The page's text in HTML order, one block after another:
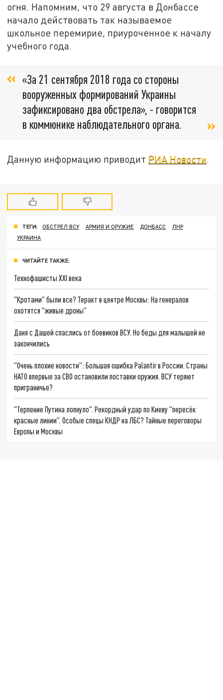
огня. Напомним, что 29 августа в Донбассе
начало действовать так называемое
школьное перемирие, приуроченное к началу
учебного года.
«За 21 сентября 2018 года со стороны
вооруженных формирований Украины
зафиксировано два обстрела», - говорится
в коммюнике наблюдательного органа.
Данную информацию приводит РИА Новости.
ТЕГИ: ОБСТРЕЛ ВСУ АРМИЯ И ОРУЖИЕ ДОНБАСС
ЛНР
УКРАИНА
ЧИТАЙТЕ ТАКЖЕ:
Технофашисты XXI века
"Кротами" были все? Теракт в центре Москвы: На генералов
охотятся "живые дроны"
Даня с Дашей спаслись от боевиков ВСУ. Но беды для малышей не
закончились
"Очень плохие новости": Большая ошибка Palantir в России. Страны
НАТО впервые за СВО остановили поставки оружия. ВСУ теряют
приграничье?
"Терпение Путина лопнуло". Рекордный удар по Киеву "пересёк
красные линии". Особые спецы КНДР на ЛБС? Тайные переговоры
Европы и Москвы